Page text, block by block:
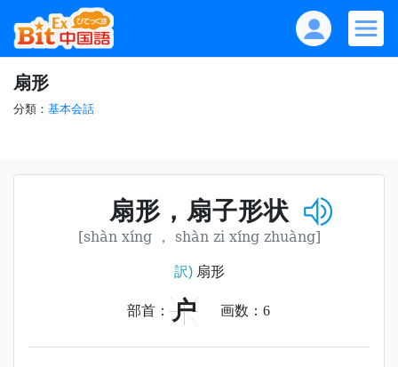
扇形
分類： 基本会話
扇形，扇子形状
[shàn xíng ， shàn zi xíng zhuàng]
訳)扇形
部首： 户 画数： 6